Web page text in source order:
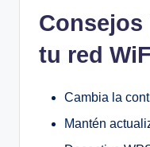
Consejos
tu red
Cambia la
Mantén